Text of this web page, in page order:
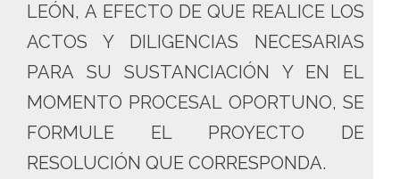
LEÓN, A EFECTO DE QUE REALICE LOS
ACTOS Y DILIGENCIAS NECESARIAS
PARA SU SUSTANCIACIÓN Y EN EL
MOMENTO PROCESAL OPORTUNO, SE
FORMULE EL PROYECTO DE
RESOLUCIÓN QUE CORRESPONDA.